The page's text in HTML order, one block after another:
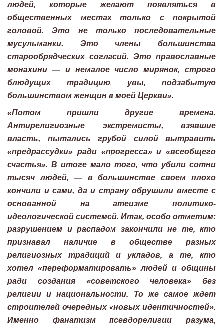
людей, которые желают появляться в
общественных местах только с покрытой
головой. Это не только последовательные
мусульманки. Это члены большинства
старообрядческих согласий. Это православные
монахини — и немалое число мирянок, строго
блюдущих традицию, увы, подзабытую
большинством женщин в моей Церкви».
«Потом пришли другие времена.
Антирелигиозные экстремисты, взявшие
власть, пытались грубой силой вытравить
«предрассудки» ради «прогресса» и «всеобщего
счастья». В итоге мало того, что убили сотни
тысяч людей, — в большинстве своем плохо
кончили и сами, да и страну обрушили вместе с
основанной на атеизме политико-
идеологической системой. Итак, особо отметим:
разрушением и распадом закончили не те, кто
признавал наличие в обществе разных
религиозных традиций и укладов, а те, кто
хотел «переформатировать» людей и общины
ради создания «советского человека» без
религии и национальности. То же самое ждет
строителей очередных «новых идентичностей».
Именно фанатизм псевдорелигии разума,